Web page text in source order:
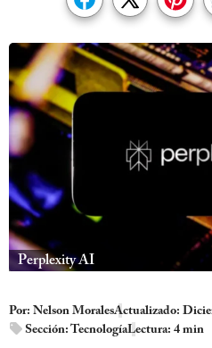
Perplexity AI
Por: Nelson MoralesActualizado:
Sección: TecnologíaLectura: 4 min